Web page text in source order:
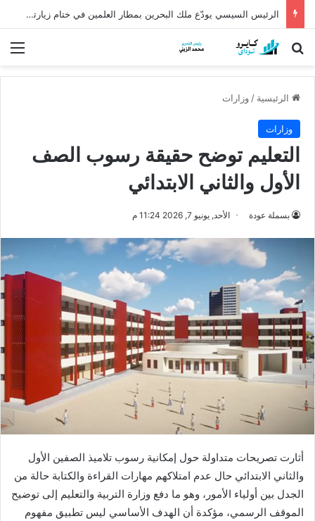
الرئيس السيسي يودّع ملك البحرين بمطار العلمين في ختام زيارته إلى مصر
بحث عن
الرئيسية / وزارات
وزارات
التعليم توضح حقيقة رسوب الصف
الأول والثاني الابتدائي
بسملة عودة الأحد, يونيو 7, 2026 11:24 م
أثارت تصريحات متداولة حول إمكانية رسوب تلاميذ الصفين الأول
والثاني الابتدائي حال عدم امتلاكهم مهارات القراءة والكتابة حالة من
الجدل بين أولياء الأمور، وهو ما دفع وزارة التربية والتعليم إلى توضيح
الموقف الرسمي، مؤكدة أن الهدف الأساسي ليس تطبيق مفهوم